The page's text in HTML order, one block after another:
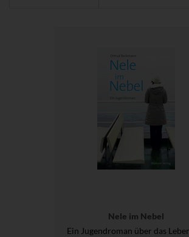
Nele im Nebel
Ein Jugendroman über das